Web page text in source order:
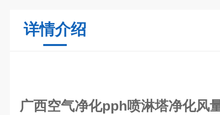
详情介绍
广西空气净化pph喷淋塔净化风